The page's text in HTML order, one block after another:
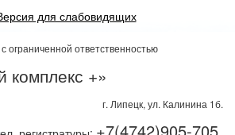
для слабовидящих
ограниченной ответственностью
комплекс +»
г. Липецк, ул. Калинина 1б.